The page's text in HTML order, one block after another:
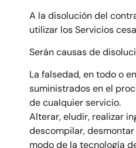
A la disolución del
utilizar los Servicios
Serán causas de
La falsedad, en todo o
suministrados en el
de cualquier servicio.
Alterar, eludir, realizar
descompilar,
modo de la tecnología